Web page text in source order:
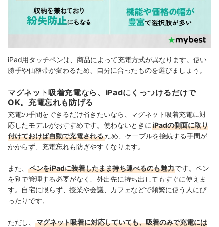
iPad用タッチペンは、商品によって充電方式が異なります。使い
勝手や価格帯が変わるため、自分に合ったものを選びましょう。
マグネット吸着充電なら、iPadにくっつけるだけで
OK。充電忘れも防げる
充電の手間をできるだけ省きたいなら、マグネット吸着充電に対
応したモデルがおすすめです。使わないときに iPadの側面に取り
付けておけば自動で充電されるため、ケーブルを接続する手間が
かからず、充電忘れも防ぎやすくなります。
また、 ペンをiPadに装着したまま持ち運べるのも魅力です。ペン
を別で管理する必要がなく、外出先に持ち出してもすぐに使えま
す。自宅に限らず、授業や会議、カフェなどで頻繁に使う人にぴ
ったりです。
ただし、
マグネット吸着に対応していても、吸着のみで充電には